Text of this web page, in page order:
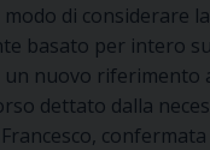
di considerare
basato per intero
nuovo
dettato dalla